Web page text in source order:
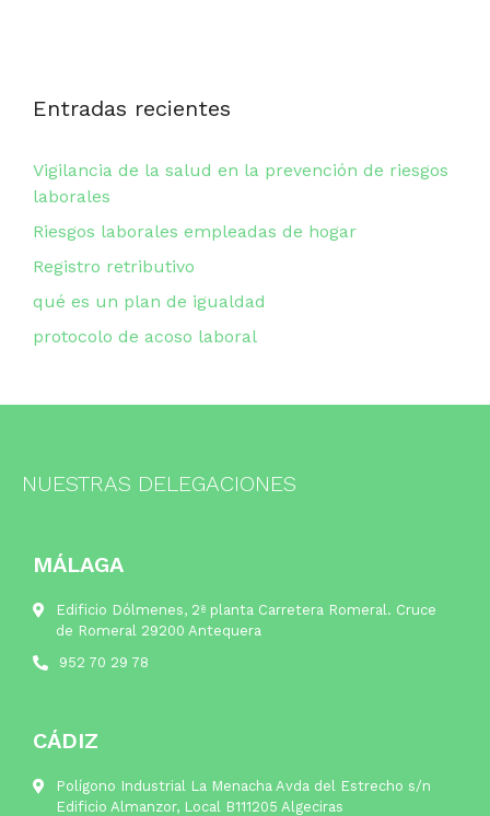
Entradas recientes
Vigilancia de la salud en la prevención de riesgos
laborales
Riesgos laborales empleadas de hogar
Registro retributivo
qué es un plan de igualdad
protocolo de acoso laboral
NUESTRAS DELEGACIONES
MÁLAGA
Edificio Dólmenes, 2ª planta Carretera Romeral. Cruce
de Romeral 29200 Antequera
952 70 29 78
CÁDIZ
Polígono Industrial La Menacha Avda del Estrecho s/n
Edificio Almanzor, Local B111205 Algeciras